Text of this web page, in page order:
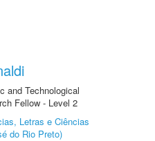
and Technological
Fellow - Level 2
Letras e Ciências
do Rio Preto)